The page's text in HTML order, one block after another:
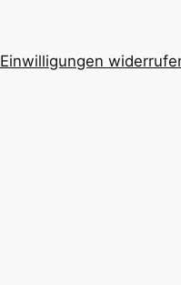
Einwilligungen